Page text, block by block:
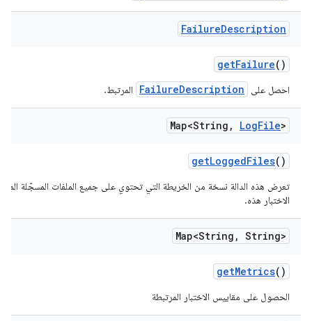
FailureDescription
getFailure()
احصل على FailureDescription المرتبط.
Map<String , LogFile>
getLoggedFiles()
تعرض هذه الدالة نسخة من الخريطة التي تحتوي على جميع الملفات المسجّلة
الاختبار هذه.
Map<String , String>
getMetrics()
الحصول على مقاييس الاختبار المرتبطة